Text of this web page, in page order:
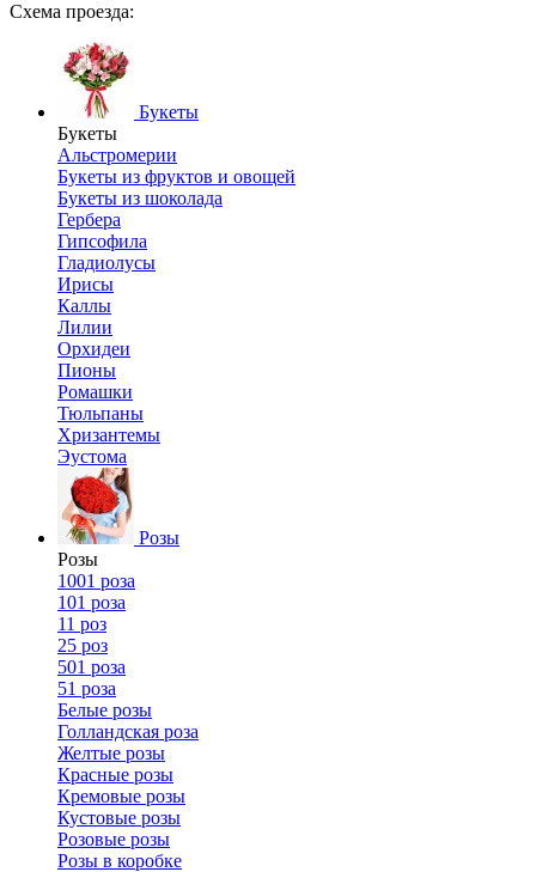
Схема проезда:
Букеты
Букеты
Альстромерии
Букеты из фруктов и овощей
Букеты из шоколада
Гербера
Гипсофила
Гладиолусы
Ирисы
Каллы
Лилии
Орхидеи
Пионы
Ромашки
Тюльпаны
Хризантемы
Эустома
Розы
Розы
1001 роза
101 роза
11 роз
25 роз
501 роза
51 роза
Белые розы
Голландская роза
Желтые розы
Красные розы
Кремовые розы
Кустовые розы
Розовые розы
Розы в коробке